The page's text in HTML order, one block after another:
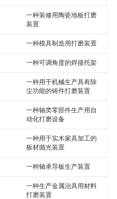
一种装修用陶瓷地板打磨
装置
一种模具制造用打磨装置
一种可调角度的焊接托架
一种用于机械生产具有除
尘功能的铸件打磨装置
一种轴类零部件生产用自
动化打磨设备
一种用于实木家具加工的
板材抛光装置
一种轴承导板生产装置
一种生产金属治具用材料
打磨装置